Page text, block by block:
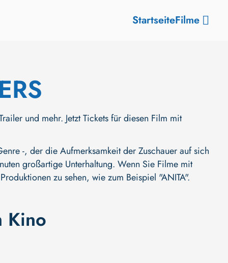
StartseiteFilme
und mehr. Jetzt Tickets für diesen Film mit
-, der die Aufmerksamkeit der Zuschauer auf sich
großartige Unterhaltung. Wenn Sie Filme mit
zu sehen, wie zum Beispiel "ANITA".
Kino